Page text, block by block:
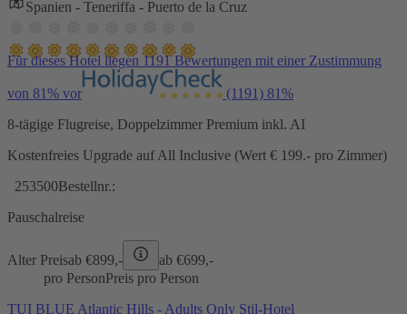
Spanien - Teneriffa - Puerto de la Cruz
Für dieses Hotel liegen 1191 Bewertungen mit einer Zustimmung
von 81% vor (1191) 81%
8-tägige Flugreise, Doppelzimmer Premium inkl. AI
Kostenfreies Upgrade auf All Inclusive (Wert € 199.- pro Zimmer)
253500Bestellnr.:
Pauschalreise
Alter Preisab €899,- ab €699,-
pro PersonPreis pro Person
TUI BLUE Atlantic Hills - Adults Only Stil-Hotel